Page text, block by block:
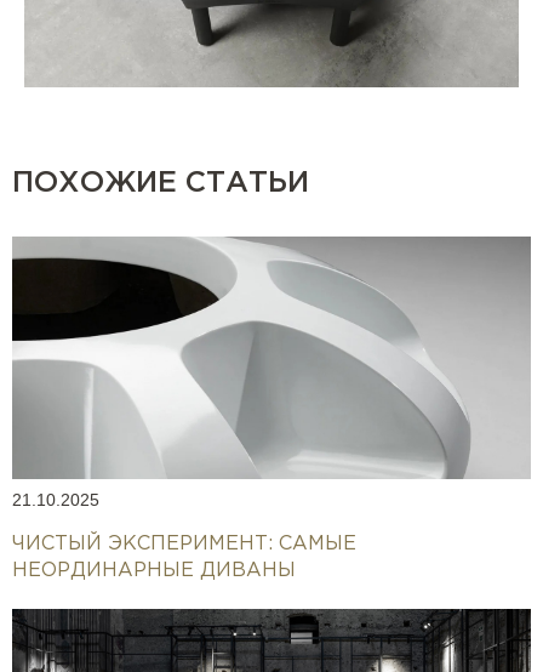
ПОХОЖИЕ СТАТЬИ
21.10.2025
ЧИСТЫЙ ЭКСПЕРИМЕНТ: САМЫЕ
НЕОРДИНАРНЫЕ ДИВАНЫ